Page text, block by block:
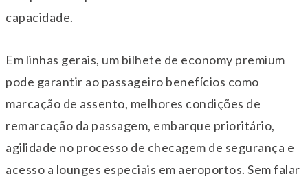
capacidade.
Em linhas gerais, um bilhete de economy premium
pode garantir ao passageiro benefícios como
marcação de assento, melhores condições de
remarcação da passagem, embarque prioritário,
agilidade no processo de checagem de segurança e
acesso a lounges especiais em aeroportos. Sem falar